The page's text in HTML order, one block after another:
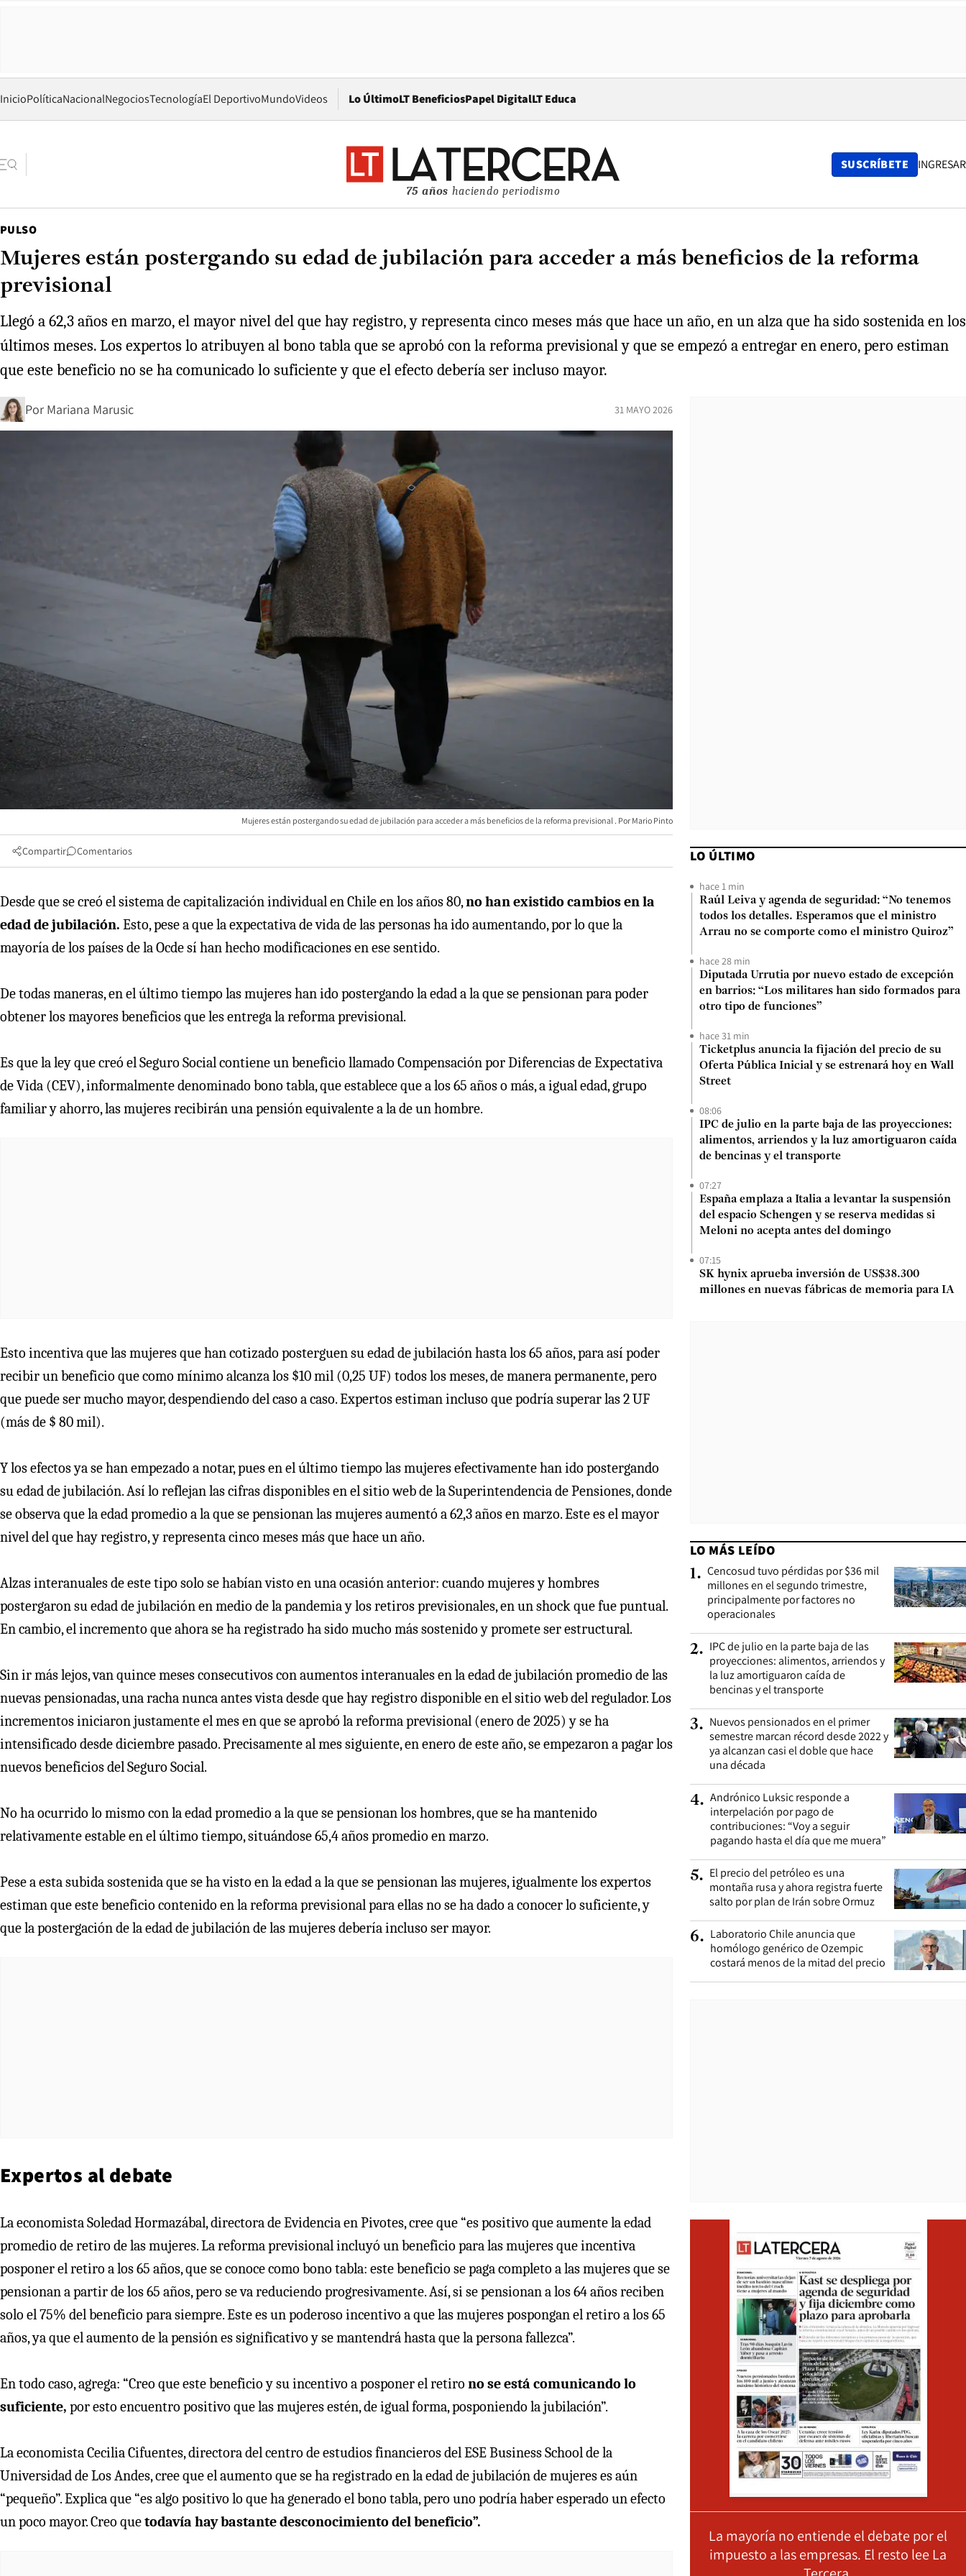
InicioPolíticaNacionalNegociosTecnologíaEl DeportivoMundoVideos Lo ÚltimoLT BeneficiosPapel DigitalOpens in new window
LT Educa
75 años haciendo periodismo
SUSCRÍBETE INGRESAR
PULSO
Mujeres están postergando su edad de jubilación para acceder a más beneficios de la reforma
previsional
Llegó a 62,3 años en marzo, el mayor nivel del que hay registro, y representa cinco meses más que hace un año, en un alza que ha sido sostenida en los
últimos meses. Los expertos lo atribuyen al bono tabla que se aprobó con la reforma previsional y que se empezó a entregar en enero, pero estiman
que este beneficio no se ha comunicado lo suficiente y que el efecto debería ser incluso mayor.
Por Mariana Marusic 31 MAYO 2026
Mujeres están postergando su edad de jubilación para acceder a más beneficios de la reforma previsional Mario Pinto
Compartir Comentarios
Desde que se creó el sistema de capitalización individual en Chile en los años 80,no han existido cambios en la
edad de jubilación. Esto, pese a que la expectativa de vida de las personas ha ido aumentando, por lo que la
mayoría de los países de la Ocde sí han hecho modificaciones en ese sentido.
De todas maneras, en el último tiempo las mujeres han ido postergando la edad a la que se pensionan para poder
obtener los mayores beneficios que les entrega la reforma previsional.
Es que la ley que creó el Seguro Social contiene un beneficio llamado Compensación por Diferencias de Expectativa
de Vida (CEV), informalmente denominado bono tabla, que establece que a los 65 años o más, a igual edad, grupo
familiar y ahorro, las mujeres recibirán una pensión equivalente a la de un hombre.
Esto incentiva que las mujeres que han cotizado posterguen su edad de jubilación hasta los 65 años, para así poder
recibir un beneficio que como mínimo alcanza los $10 mil (0,25 UF) todos los meses, de manera permanente, pero
que puede ser mucho mayor, despendiendo del caso a caso. Expertos estiman incluso que podría superar las 2 UF
(más de $ 80 mil).
Y los efectos ya se han empezado a notar, pues en el último tiempo las mujeres efectivamente han ido postergando
su edad de jubilación. Así lo reflejan las cifras disponibles en el sitio web de la Superintendencia de Pensiones, donde
se observa que la edad promedio a la que se pensionan las mujeres aumentó a 62,3 años en marzo. Este es el mayor
nivel del que hay registro, y representa cinco meses más que hace un año.
Alzas interanuales de este tipo solo se habían visto en una ocasión anterior: cuando mujeres y hombres
postergaron su edad de jubilación en medio de la pandemia y los retiros previsionales, en un shock que fue puntual.
En cambio, el incremento que ahora se ha registrado ha sido mucho más sostenido y promete ser estructural.
Sin ir más lejos, van quince meses consecutivos con aumentos interanuales en la edad de jubilación promedio de las
nuevas pensionadas, una racha nunca antes vista desde que hay registro disponible en el sitio web del regulador. Los
incrementos iniciaron justamente el mes en que se aprobó la reforma previsional (enero de 2025) y se ha
intensificado desde diciembre pasado. Precisamente al mes siguiente, en enero de este año, se empezaron a pagar los
nuevos beneficios del Seguro Social.
No ha ocurrido lo mismo con la edad promedio a la que se pensionan los hombres, que se ha mantenido
relativamente estable en el último tiempo, situándose 65,4 años promedio en marzo.
Pese a esta subida sostenida que se ha visto en la edad a la que se pensionan las mujeres, igualmente los expertos
estiman que este beneficio contenido en la reforma previsional para ellas no se ha dado a conocer lo suficiente, y
que la postergación de la edad de jubilación de las mujeres debería incluso ser mayor.
Expertos al debate
La economista Soledad Hormazábal, directora de Evidencia en Pivotes, cree que “es positivo que aumente la edad
promedio de retiro de las mujeres. La reforma previsional incluyó un beneficio para las mujeres que incentiva
posponer el retiro a los 65 años, que se conoce como bono tabla: este beneficio se paga completo a las mujeres que se
pensionan a partir de los 65 años, pero se va reduciendo progresivamente. Así, si se pensionan a los 64 años reciben
solo el 75% del beneficio para siempre. Este es un poderoso incentivo a que las mujeres pospongan el retiro a los 65
años, ya que el aumento de la pensión es significativo y se mantendrá hasta que la persona fallezca”.
En todo caso, agrega: “Creo que este beneficio y su incentivo a posponer el retiro no se está comunicando lo
suficiente, por esto encuentro positivo que las mujeres estén, de igual forma, posponiendo la jubilación”.
La economista Cecilia Cifuentes, directora del centro de estudios financieros del ESE Business School de la
Universidad de Los Andes, cree que el aumento que se ha registrado en la edad de jubilación de mujeres es aún
“pequeño”. Explica que “es algo positivo lo que ha generado el bono tabla, pero uno podría haber esperado un efecto
un poco mayor. Creo quetodavía hay bastante desconocimiento del beneficio”.
LO ÚLTIMO
hace 1 min
Raúl Leiva y agenda de seguridad: “No tenemos
todos los detalles. Esperamos que el ministro
Arrau no se comporte como el ministro Quiroz”
hace 28 min
Diputada Urrutia por nuevo estado de excepción
en barrios: “Los militares han sido formados para
otro tipo de funciones”
hace 31 min
Ticketplus anuncia la fijación del precio de su
Oferta Pública Inicial y se estrenará hoy en Wall
Street
08:06
IPC de julio en la parte baja de las proyecciones:
alimentos, arriendos y la luz amortiguaron caída
de bencinas y el transporte
07:27
España emplaza a Italia a levantar la suspensión
del espacio Schengen y se reserva medidas si
Meloni no acepta antes del domingo
07:15
SK hynix aprueba inversión de US$38.300
millones en nuevas fábricas de memoria para IA
LO MÁS LEÍDO
1. Cencosud tuvo pérdidas por $36 mil
millones en el segundo trimestre,
principalmente por factores no
operacionales
2. IPC de julio en la parte baja de las
proyecciones: alimentos, arriendos y
la luz amortiguaron caída de
bencinas y el transporte
3. Nuevos pensionados en el primer
semestre marcan récord desde 2022 y
ya alcanzan casi el doble que hace
una década
4. Andrónico Luksic responde a
interpelación por pago de
contribuciones: “Voy a seguir
pagando hasta el día que me muera”
5. El precio del petróleo es una
montaña rusa y ahora registra fuerte
salto por plan de Irán sobre Ormuz
6. Laboratorio Chile anuncia que
homólogo genérico de Ozempic
costará menos de la mitad del precio
La mayoría no entiende el debate por el
impuesto a las empresas. El resto lee La